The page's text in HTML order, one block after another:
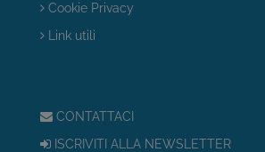
Cookie Privacy
Link utili
CONTATTACI
ISCRIVITI ALLA NEWSLETTER